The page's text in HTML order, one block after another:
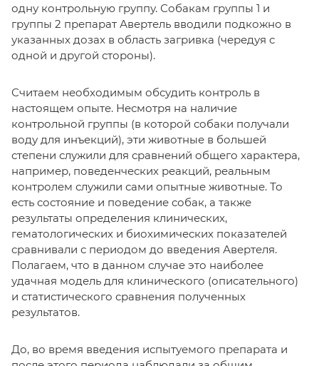
одну контрольную группу. Собакам группы 1 и
группы 2 препарат Авертель вводили подкожно в
указанных дозах в область загривка (чередуя с
одной и другой стороны).
Считаем необходимым обсудить контроль в
настоящем опыте. Несмотря на наличие
контрольной группы (в которой собаки получали
воду для инъекций), эти животные в большей
степени служили для сравнений общего характера,
например, поведенческих реакций, реальным
контролем служили сами опытные животные. То
есть состояние и поведение собак, а также
результаты определения клинических,
гематологических и биохимических показателей
сравнивали с периодом до введения Авертеля.
Полагаем, что в данном случае это наиболее
удачная модель для клинического (описательного)
и статистического сравнения полученных
результатов.
До, во время введения испытуемого препарата и